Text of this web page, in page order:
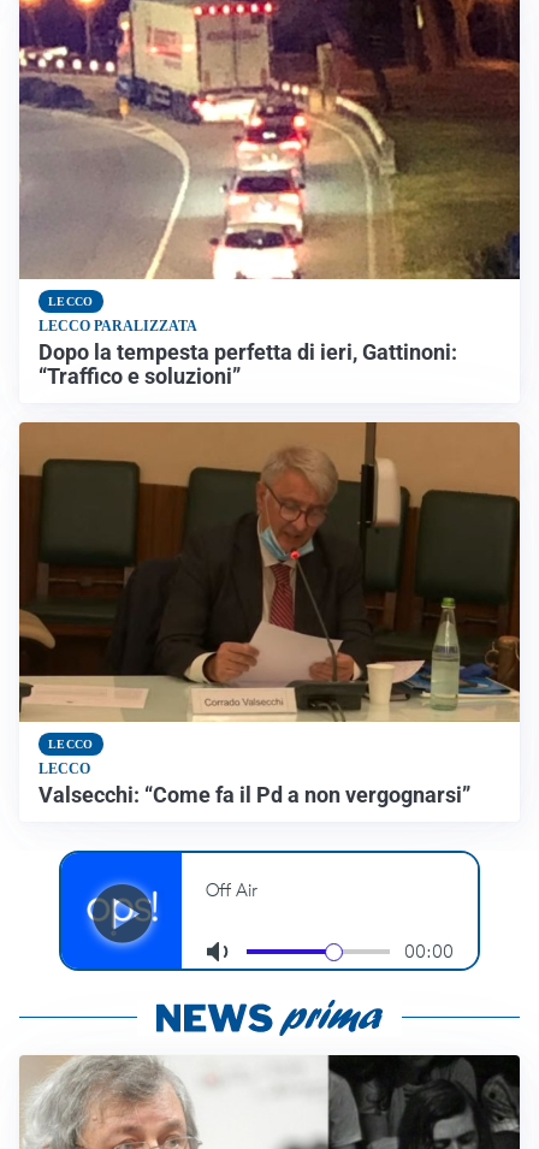
LECCO
LECCO PARALIZZATA
Dopo la tempesta perfetta di ieri, Gattinoni:
“Traffico e soluzioni”
LECCO
LECCO
Valsecchi: “Come fa il Pd a non vergognarsi”